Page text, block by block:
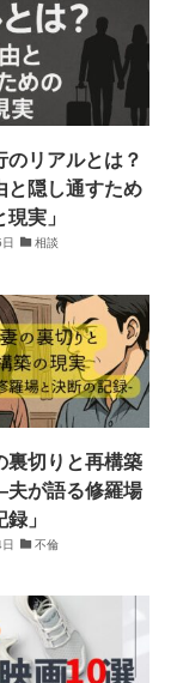
のリアルとは？
と隠し通すため
実」
相談
裏切りと再構築
が語る修羅場
」
不倫